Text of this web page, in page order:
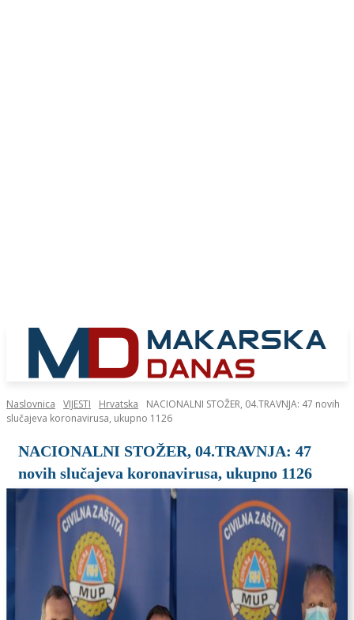
Naslovnica VIJESTI Hrvatska
NACIONALNI STOŽER, 04.TRAVNJA: 47 novih
slučajeva koronavirusa, ukupno 1126
NACIONALNI STOŽER, 04.TRAVNJA: 47
novih slučajeva koronavirusa, ukupno 1126